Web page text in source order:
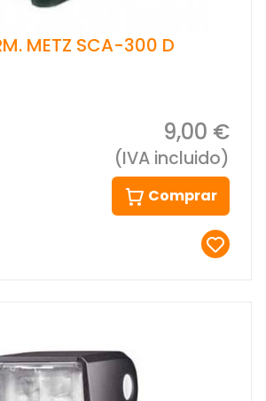
METZ SCA-300 D
9,00 €
(IVA incluido)
Comprar